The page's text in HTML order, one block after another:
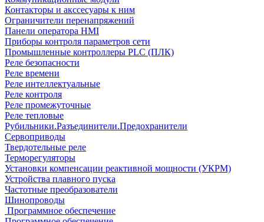
Контакторы и акссесуары к ним
Ограничители перенапряжений
Панели оператора HMI
Приборы контроля параметров сети
Промышленные контроллеры PLC (ПЛК)
Реле безопасности
Реле времени
Реле интеллектуальные
Реле контроля
Реле промежуточные
Реле тепловые
Рубильники.Разъединители.Предохранители
Сервоприводы
Твердотельные реле
Терморегуляторы
Установки компенсации реактивной мощности (УКРМ)
Устройства плавного пуска
Частотные преобразователи
Шинопроводы
Программное обеспечение